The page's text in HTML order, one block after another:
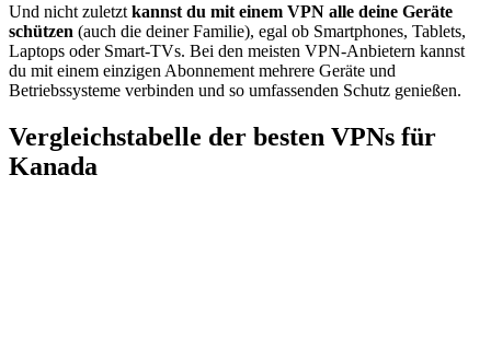
Und nicht zuletzt kannst du mit einem VPN alle deine Geräte
schützen (auch die deiner Familie), egal ob Smartphones, Tablets,
Laptops oder Smart-TVs. Bei den meisten VPN-Anbietern kannst
du mit einem einzigen Abonnement mehrere Geräte und
Betriebssysteme verbinden und so umfassenden Schutz genießen.
Vergleichstabelle der besten VPNs für
Kanada